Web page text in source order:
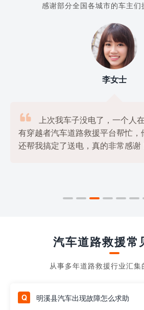
感谢部分全国各城市的车主们
李女士

上次我车子没电了，一个人
有穿越者汽车道路救援平台帮忙，
还帮我搞定了送电，真的非常感谢
汽车道路救援常
从事多年道路救援行业汇集
明溪县汽车出现故障怎么求助